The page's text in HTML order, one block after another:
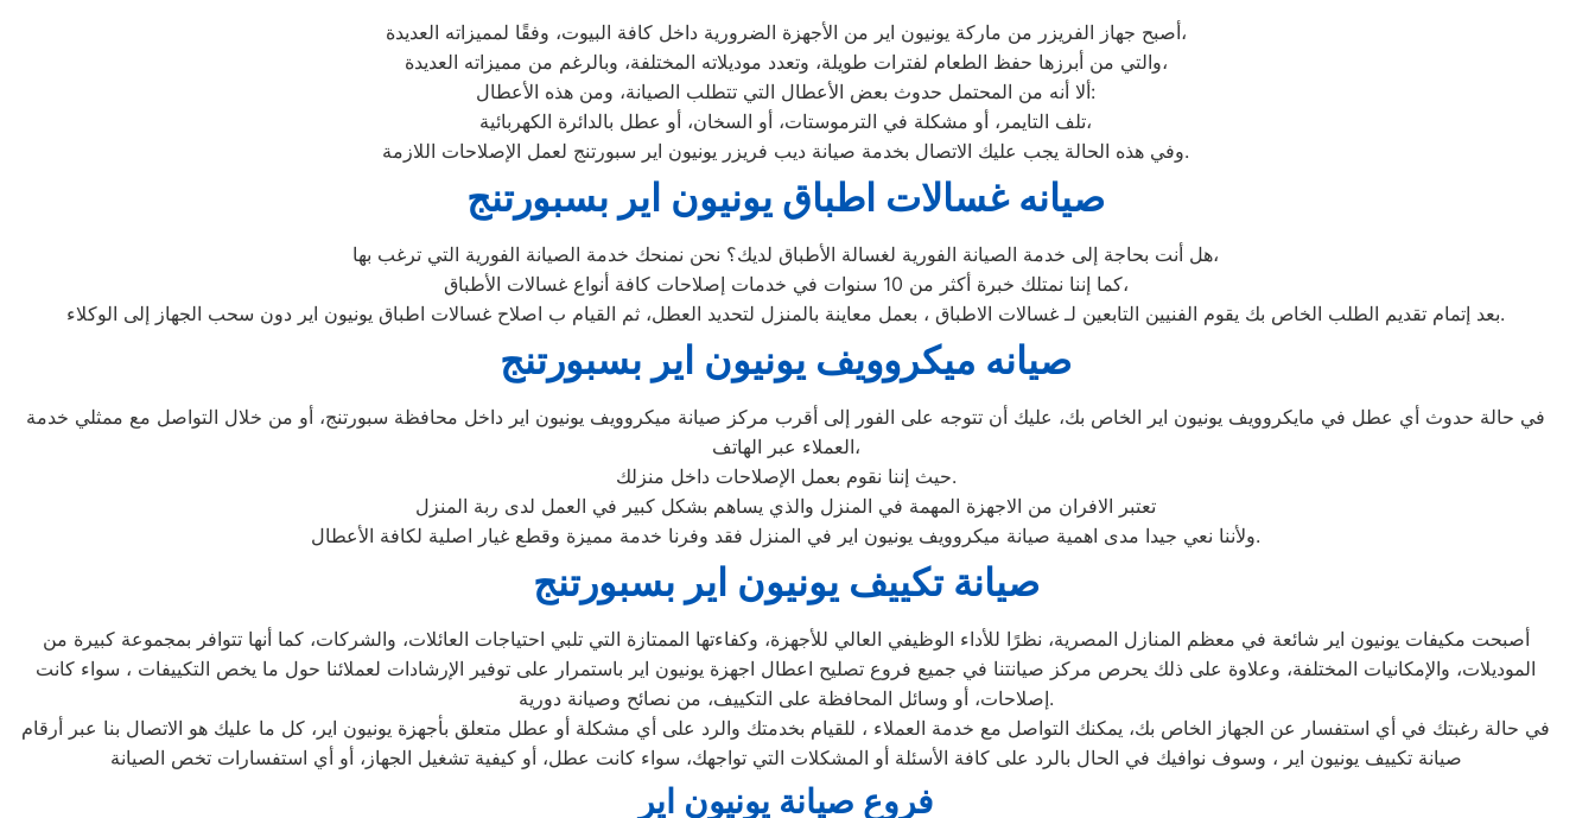
أصبح جهاز الفريزر من ماركة يونيون اير من الأجهزة الضرورية داخل كافة البيوت، وفقًا لمميزاته العديدة،
والتي من أبرزها حفظ الطعام لفترات طويلة، وتعدد موديلاته المختلفة، وبالرغم من مميزاته العديدة،
ألا أنه من المحتمل حدوث بعض الأعطال التي تتطلب الصيانة، ومن هذه الأعطال:
تلف التايمر، أو مشكلة في الترموستات، أو السخان، أو عطل بالدائرة الكهربائية،
وفي هذه الحالة يجب عليك الاتصال بخدمة صيانة ديب فريزر يونيون اير سبورتنج لعمل الإصلاحات اللازمة.
صيانه غسالات اطباق يونيون اير بسبورتنج
هل أنت بحاجة إلى خدمة الصيانة الفورية لغسالة الأطباق لديك؟ نحن نمنحك خدمة الصيانة الفورية التي ترغب بها،
كما إننا نمتلك خبرة أكثر من 10 سنوات في خدمات إصلاحات كافة أنواع غسالات الأطباق،
بعد إتمام تقديم الطلب الخاص بك يقوم الفنيين التابعين لـ غسالات الاطباق ، بعمل معاينة بالمنزل لتحديد العطل، ثم القيام ب اصلاح غسالات اطباق يونيون اير دون سحب الجهاز إلى الوكلاء.
صيانه ميكروويف يونيون اير بسبورتنج
في حالة حدوث أي عطل في مايكروويف يونيون اير الخاص بك، عليك أن تتوجه على الفور إلى أقرب مركز صيانة ميكروويف يونيون اير داخل محافظة سبورتنج، أو من خلال التواصل مع ممثلي خدمة
العملاء عبر الهاتف،
حيث إننا نقوم بعمل الإصلاحات داخل منزلك.
تعتبر الافران من الاجهزة المهمة في المنزل والذي يساهم بشكل كبير في العمل لدى ربة المنزل
ولأننا نعي جيدا مدى اهمية صيانة ميكروويف يونيون اير في المنزل فقد وفرنا خدمة مميزة وقطع غيار اصلية لكافة الأعطال.
صيانة تكييف يونيون اير بسبورتنج
أصبحت مكيفات يونيون اير شائعة في معظم المنازل المصرية، نظرًا للأداء الوظيفي العالي للأجهزة، وكفاءتها الممتازة التي تلبي احتياجات العائلات، والشركات، كما أنها تتوافر بمجموعة كبيرة من
الموديلات، والإمكانيات المختلفة، وعلاوة على ذلك يحرص مركز صيانتنا في جميع فروع تصليح اعطال اجهزة يونيون اير باستمرار على توفير الإرشادات لعملائنا حول ما يخص التكييفات ، سواء كانت
إصلاحات، أو وسائل المحافظة على التكييف، من نصائح وصيانة دورية.
في حالة رغبتك في أي استفسار عن الجهاز الخاص بك، يمكنك التواصل مع خدمة العملاء ، للقيام بخدمتك والرد على أي مشكلة أو عطل متعلق بأجهزة يونيون اير، كل ما عليك هو الاتصال بنا عبر أرقام
صيانة تكييف يونيون اير ، وسوف نوافيك في الحال بالرد على كافة الأسئلة أو المشكلات التي تواجهك، سواء كانت عطل، أو كيفية تشغيل الجهاز، أو أي استفسارات تخص الصيانة
فروع صيانة يونيون اير